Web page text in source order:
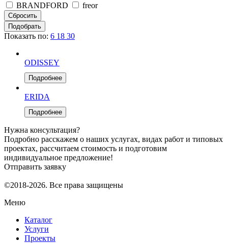
BRANDFORD
freor
Показать по: 6 18 30
ODISSEY
Подробнее
ERIDA
Подробнее
Нужна консультация?
Подробно расскажем о наших услугах, видах работ и типовых
проектах, рассчитаем стоимость и подготовим
индивидуальное предложение!
Отправить заявку
©2018-2026. Все права защищены
Меню
Каталог
Услуги
Проекты